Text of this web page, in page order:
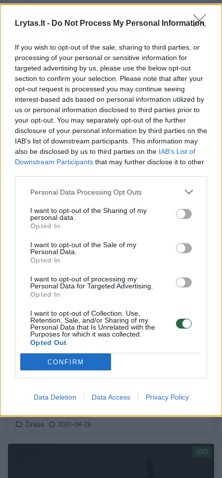
Lrytas.lt - Do Not Process My Personal Information
If you wish to opt-out of the sale, sharing to third parties, or
processing of your personal or sensitive information for
targeted advertising by us, please use the below opt-out
section to confirm your selection. Please note that after your
opt-out request is processed you may continue seeing
interest-based ads based on personal information utilized by
us or personal information disclosed to third parties prior to
your opt-out. You may separately opt-out of the further
disclosure of your personal information by third parties on the
IAB’s list of downstream participants. This information may
also be disclosed by us to third parties on the IAB’s List of
Downstream Participants that may further disclose it to other
Personal Data Processing Opt Outs
I want to opt-out of the Sharing of my
personal data.
Opted In
I want to opt-out of the Sale of my
Personal Data.
Opted In
I want to opt-out of processing my
Personal Data for Targeted Advertising.
Opted In
I want to opt-out of Collection, Use,
Retention, Sale, and/or Sharing of my
Personal Data that Is Unrelated with the
Purposes for which it was collected.
Opted Out
CONFIRM
Data Deletion Data Access Privacy Policy
pilnatį
Mokslas ir IT 2022-07-14
Pilnaties įtaka: kuo ji skiriasi rykliams ir
Mokslas ir IT
Pasigrožėkite: ypatingasis supermėnulis
Žinios 2021-04-28
10